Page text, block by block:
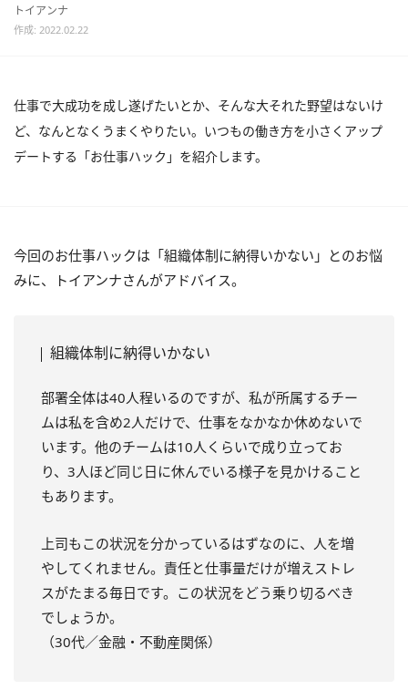
トイアンナ
作成: 2022.02.22
仕事で大成功を成し遂げたいとか、そんな大それた野望はないけ
ど、なんとなくうまくやりたい。いつもの働き方を小さくアップ
デートする「お仕事ハック」を紹介します。
今回のお仕事ハックは「組織体制に納得いかない」とのお悩
みに、トイアンナさんがアドバイス。
組織体制に納得いかない
部署全体は40人程いるのですが、私が所属するチー
ムは私を含め2人だけで、仕事をなかなか休めないで
います。他のチームは10人くらいで成り立ってお
り、3人ほど同じ日に休んでいる様子を見かけること
もあります。
上司もこの状況を分かっているはずなのに、人を増
やしてくれません。責任と仕事量だけが増えストレ
スがたまる毎日です。この状況をどう乗り切るべき
でしょうか。
（30代／金融・不動産関係）